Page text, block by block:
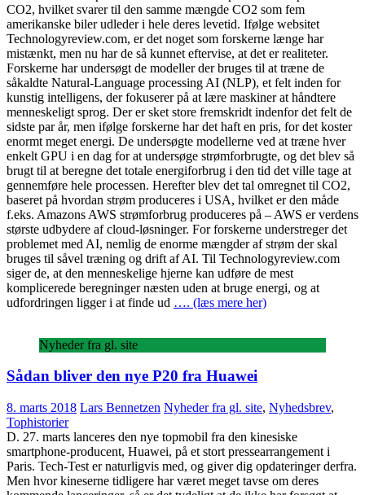
CO2, hvilket svarer til den samme mængde CO2 som fem
amerikanske biler udleder i hele deres levetid. Ifølge websitet
Technologyreview.com, er det noget som forskerne længe har
mistænkt, men nu har de så kunnet eftervise, at det er realiteter.
Forskerne har undersøgt de modeller der bruges til at træne de
såkaldte Natural-Language processing AI (NLP), et felt inden for
kunstig intelligens, der fokuserer på at lære maskiner at håndtere
menneskeligt sprog. Der er sket store fremskridt indenfor det felt de
sidste par år, men ifølge forskerne har det haft en pris, for det koster
enormt meget energi. De undersøgte modellerne ved at træne hver
enkelt GPU i en dag for at undersøge strømforbrugte, og det blev så
brugt til at beregne det totale energiforbrug i den tid det ville tage at
gennemføre hele processen. Herefter blev det tal omregnet til CO2,
baseret på hvordan strøm produceres i USA, hvilket er den måde
f.eks. Amazons AWS strømforbrug produceres på – AWS er verdens
største udbydere af cloud-løsninger. For forskerne understreger det
problemet med AI, nemlig de enorme mængder af strøm der skal
bruges til såvel træning og drift af AI. Til Technologyreview.com
siger de, at den menneskelige hjerne kan udføre de mest
komplicerede beregninger næsten uden at bruge energi, og at
udfordringen ligger i at finde ud …. (læs mere her)
Nyheder fra gl. site
Sådan bliver den nye P20 fra Huawei
8. marts 2018 Lars Bennetzen Nyheder fra gl. site, Nyhedsbrev,
Tophistorier
D. 27. marts lanceres den nye topmobil fra den kinesiske
smartphone-producent, Huawei, på et stort pressearrangement i
Paris. Tech-Test er naturligvis med, og giver dig opdateringer derfra.
Men hvor kineserne tidligere har været meget tavse om deres